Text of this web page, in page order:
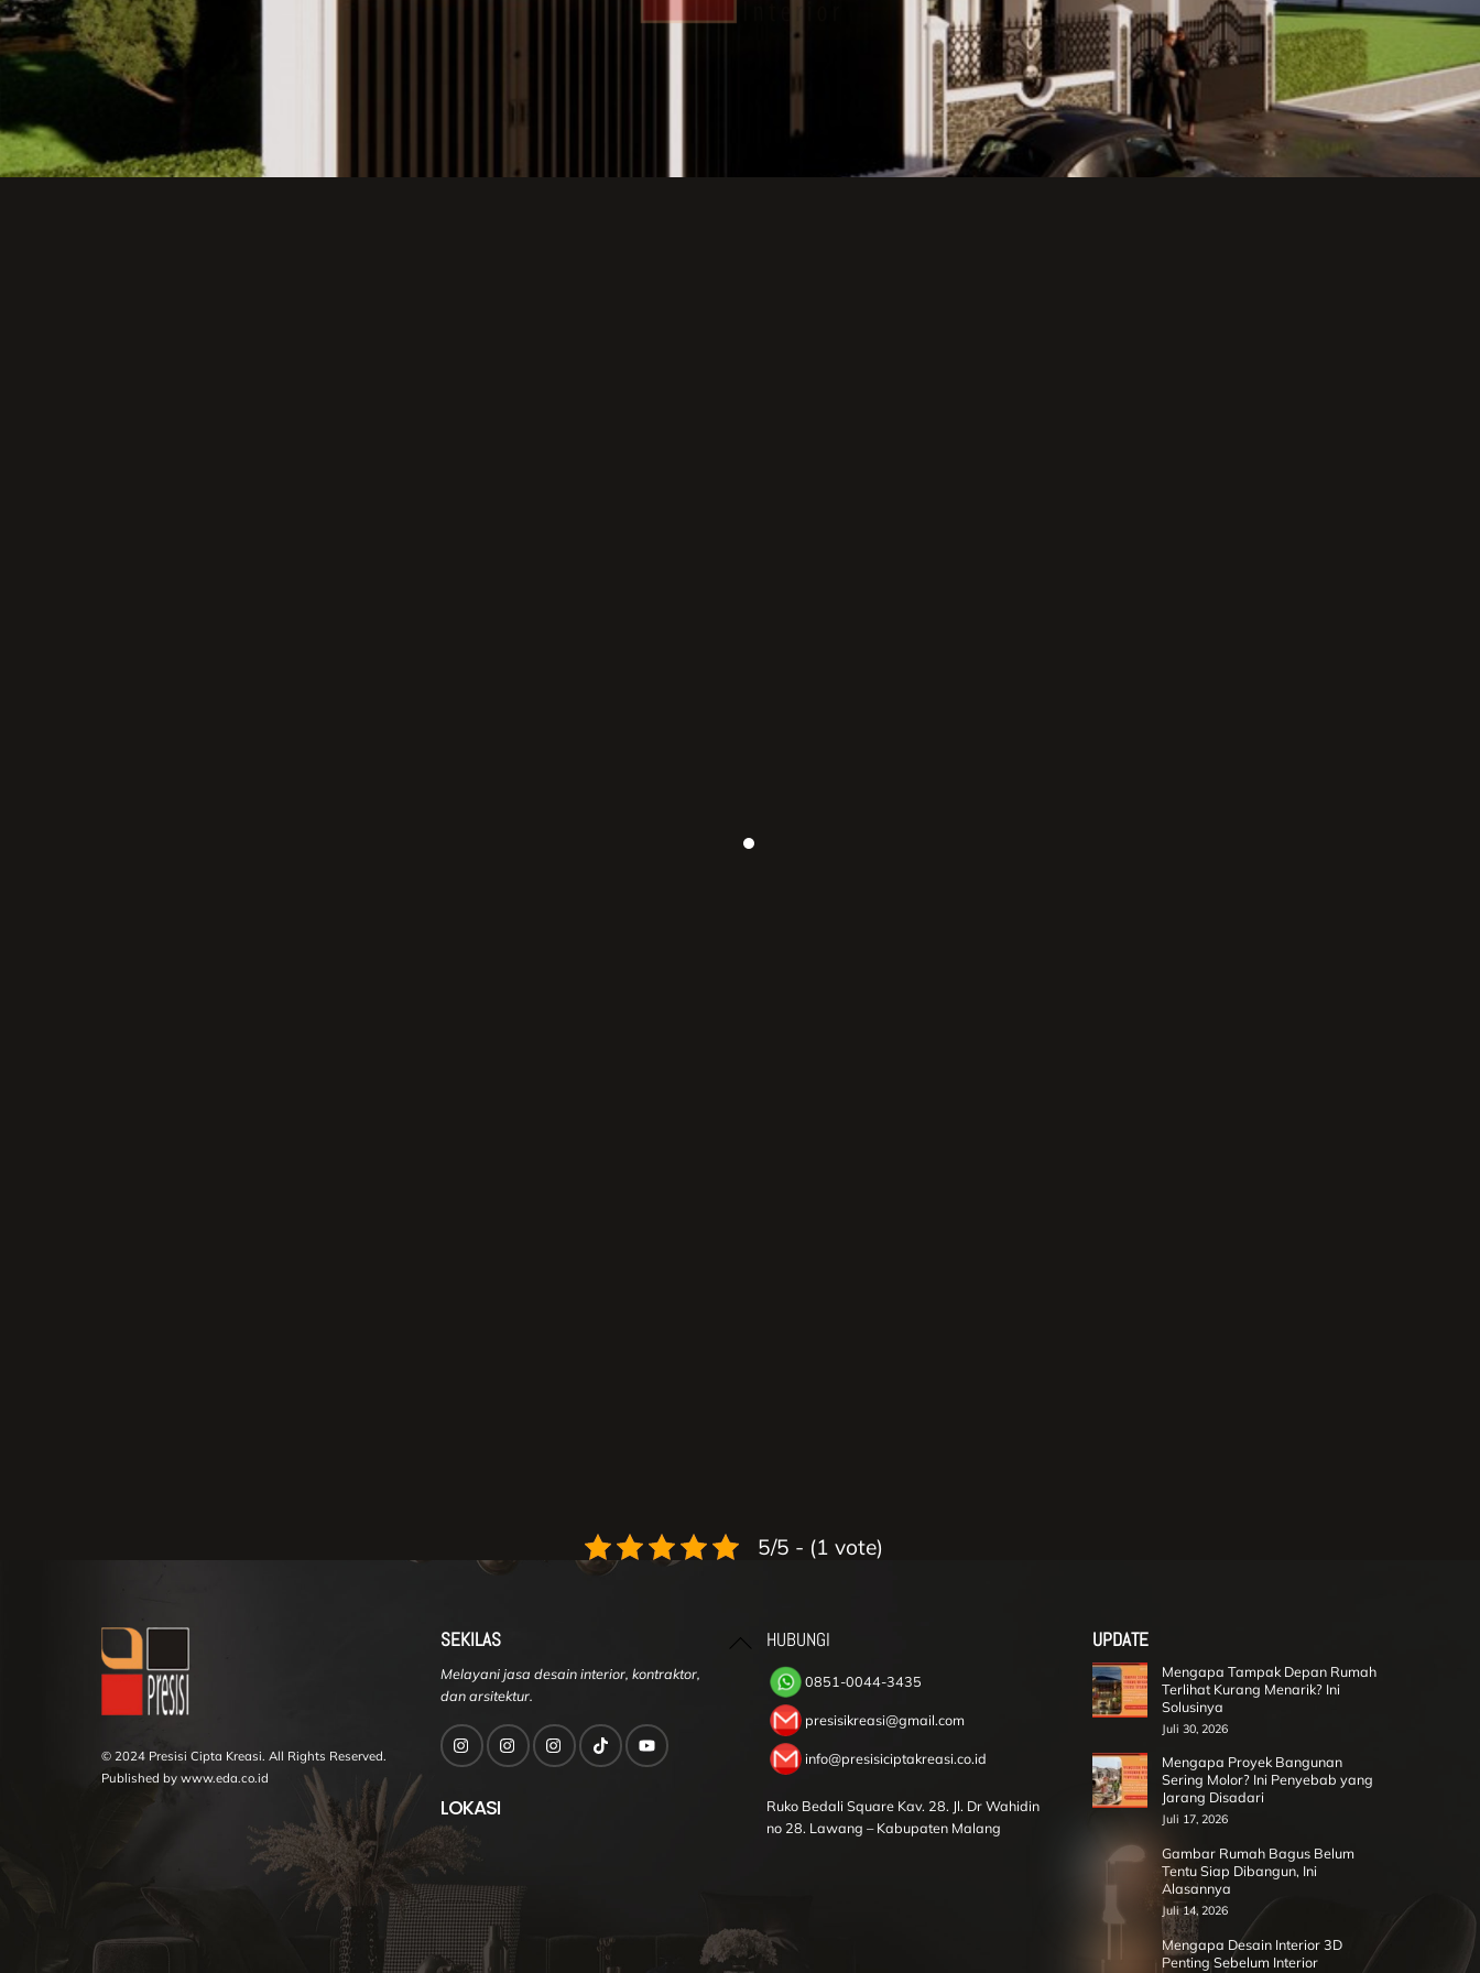
5/5 - (1 vote)
Back
© 2024 Presisi Cipta Kreasi. All Rights Reserved.
Published by www.eda.co.id
SEKILAS
Melayani jasa desain interior, kontraktor,
dan arsitektur.
LOKASI
HUBUNGI
0851-0044-3435
presisikreasi@gmail.com
info@presisiciptakreasi.co.id
Ruko Bedali Square Kav. 28. Jl. Dr Wahidin
no 28. Lawang – Kabupaten Malang
UPDATE
Mengapa Tampak Depan Rumah
Terlihat Kurang Menarik? Ini
Solusinya
Juli 30, 2026
Mengapa Proyek Bangunan
Sering Molor? Ini Penyebab yang
Jarang Disadari
Juli 17, 2026
Gambar Rumah Bagus Belum
Tentu Siap Dibangun, Ini
Alasannya
Juli 14, 2026
Mengapa Desain Interior 3D
Penting Sebelum Interior